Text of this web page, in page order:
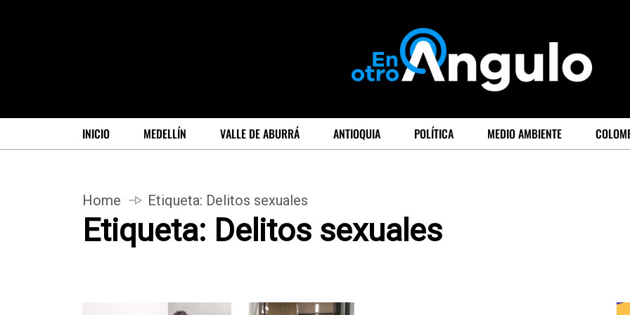
INICIO MEDELLÍN VALLE DE ABURRÁ ANTIOQUIA POLÍTICA MEDIO AMBIENTE
Home Etiqueta: Delitos sexuales
Etiqueta: Delitos sexuales